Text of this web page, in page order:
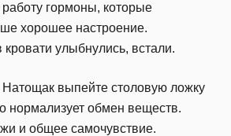
работу гормоны, которые
хорошее настроение.
улыбнулись, встали.
Натощак выпейте столовую ложку
нормализует обмен веществ.
и общее самочувствие.